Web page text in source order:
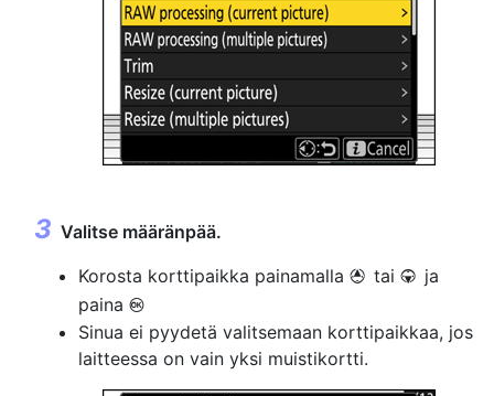
Valitse määränpää.
Korosta korttipaikka painamalla 1 tai 3 ja
paina J
Sinua ei pyydetä valitsemaan korttipaikkaa, jos
laitteessa on vain yksi muistikortti.